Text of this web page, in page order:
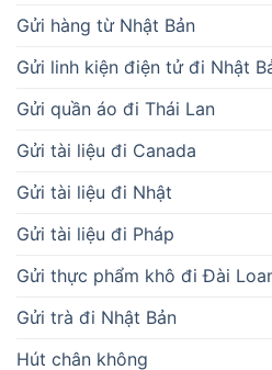
Gửi hàng từ Nhật Bản
Gửi linh kiện điện tử đi Nhật
Gửi quần áo đi Thái Lan
Gửi tài liệu đi Canada
Gửi tài liệu đi Nhật
Gửi tài liệu đi Pháp
Gửi thực phẩm khô đi Đài
Gửi trà đi Nhật Bản
Hút chân không